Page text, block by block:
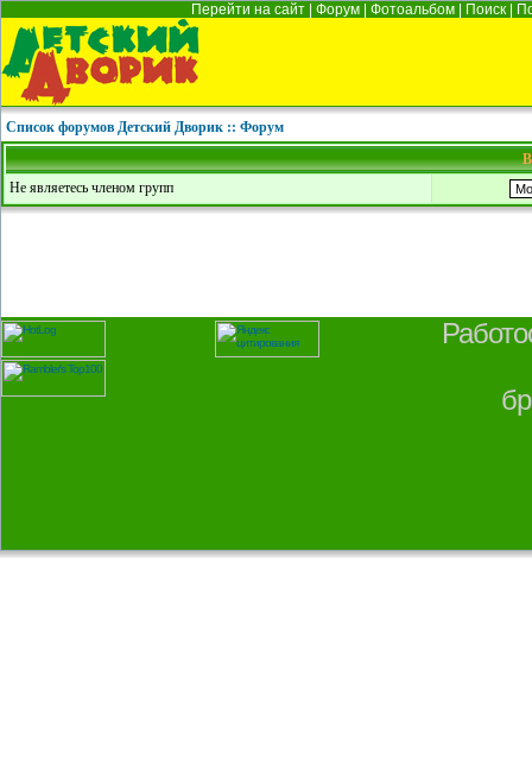
Перейти на сайт Форум Фотоальбом Поиск
Список форумов Детский Дворик :: Форум
Не являетесь членом групп